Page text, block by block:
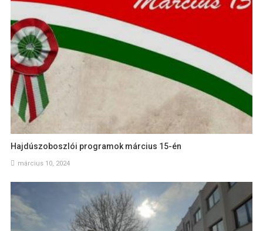
Hajdúszoboszlói programok március 15-én
március 10, 2024